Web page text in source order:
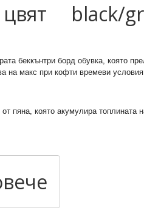
black/
беккънтри борд обувка, която
на макс при кофти времеви
пяна, която акумулира